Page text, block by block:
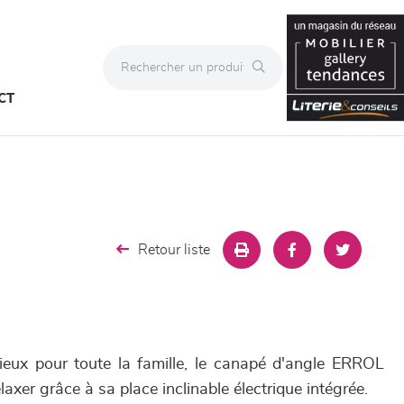
Retour liste
pour toute la famille, le canapé d'angle ERROL
grâce à sa place inclinable électrique intégrée.